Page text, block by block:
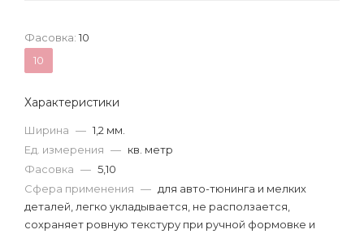
Фасовка: 10
10
Характеристики
Ширина — 1,2 мм.
Ед. измерения — кв. метр
Фасовка — 5,10
Сфера применения — для авто-тюнинга и мелких
деталей, легко укладывается, не расползается,
сохраняет ровную текстуру при ручной формовке и